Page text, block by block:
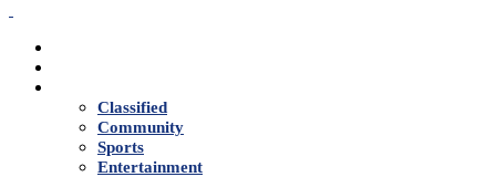
Classified
Community
Sports
Entertainment